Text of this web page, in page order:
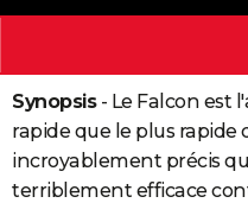
GUIDES D'ACHAT
BONS PLANS
CARTE DE VOEUX
Synopsis- Le Falcon est
rapide que le plus rapide
incroyablement précis
terriblement efficace